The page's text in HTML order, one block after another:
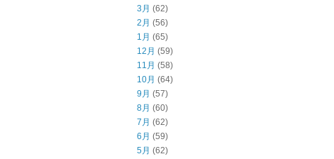
3月 (62)
2月 (56)
1月 (65)
12月 (59)
11月 (58)
10月 (64)
9月 (57)
8月 (60)
7月 (62)
6月 (59)
5月 (62)